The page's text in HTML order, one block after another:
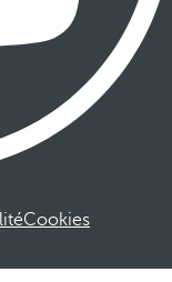
Cookies